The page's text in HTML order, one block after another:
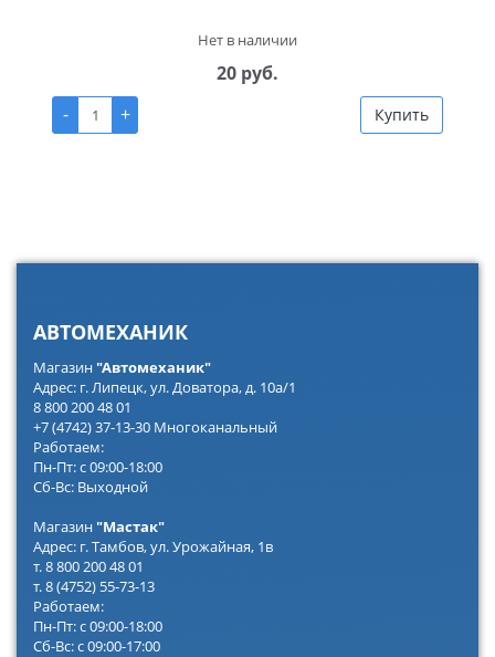
Нет в наличии
20 руб.
-
+ Купить
АВТОМЕХАНИК
Магазин"Автомеханик"
Адрес: г. Липецк, ул. Доватора, д. 10а/1
8 800 200 48 01
+7 (4742) 37-13-30 Многоканальный
Работаем:
Пн-Пт: с 09:00-18:00
Сб-Вс: Выходной
Магазин"Мастак"
Адрес: г. Тамбов, ул. Урожайная, 1в
т. 8 800 200 48 01
т. 8 (4752) 55-73-13
Работаем:
Пн-Пт: с 09:00-18:00
Сб-Вс: с 09:00-17:00